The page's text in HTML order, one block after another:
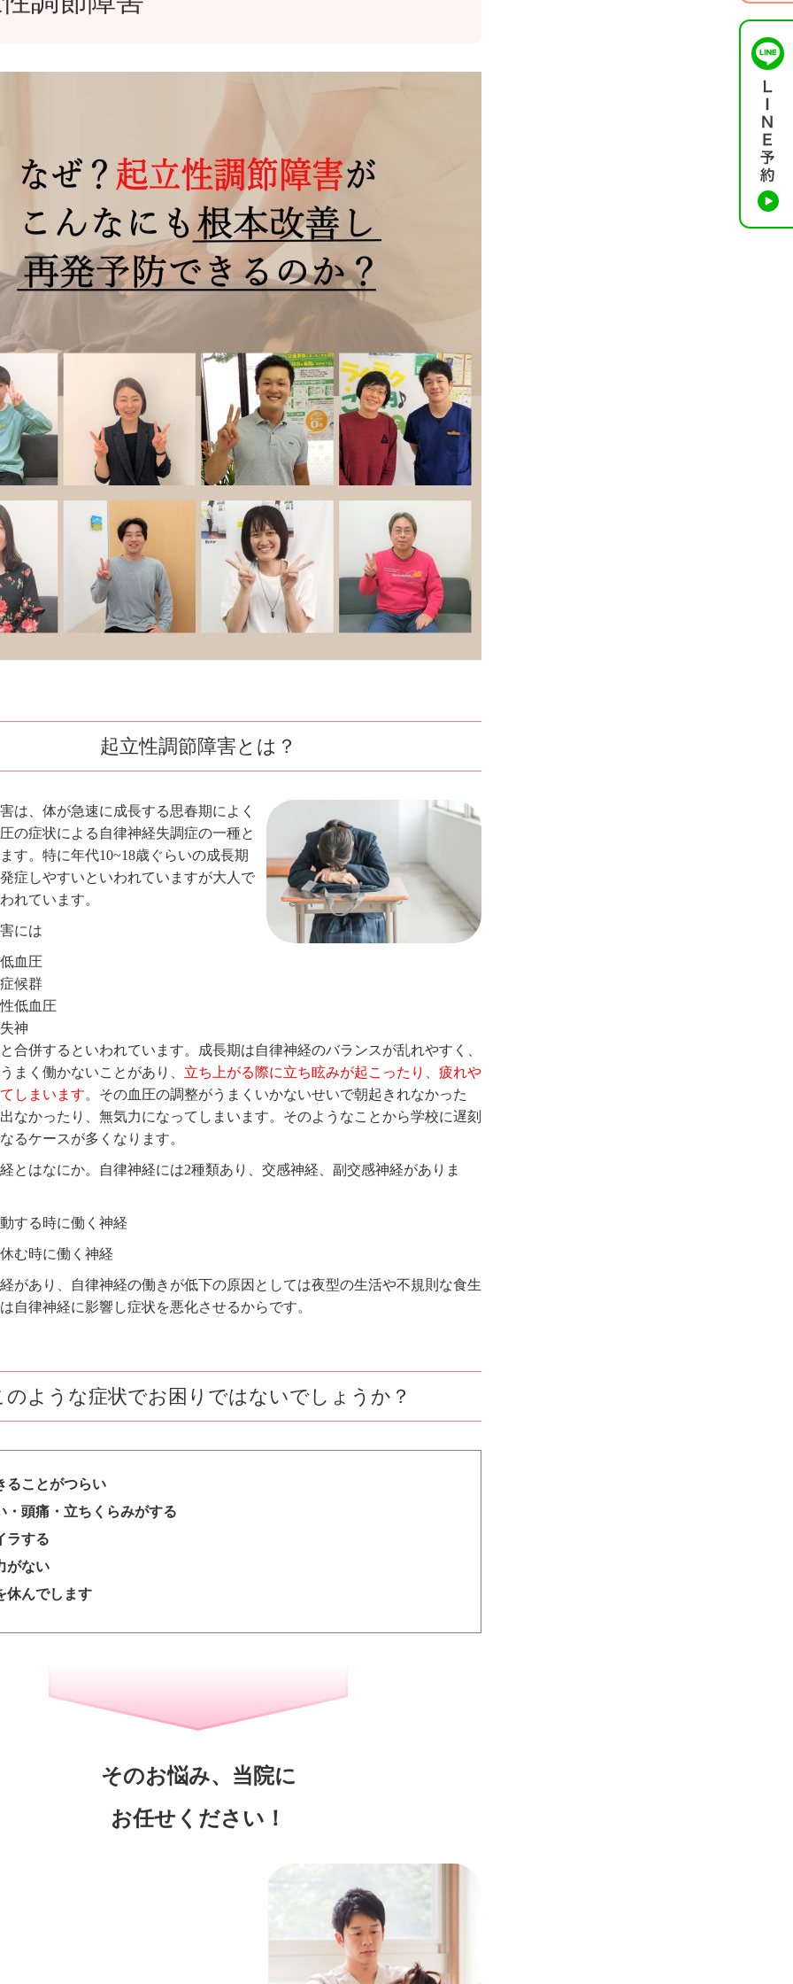
起立性調節障害とは？
は、体が急速に成長する思春期によく
の症状による自律神経失調症の一種と
す。特に年代10~18歳ぐらいの成長期
症しやすいといわれていますが大人で
れています。
には
血圧
候群
低血圧
神
合併するといわれています。成長期は自律神経のバランスが乱れやすく、
まく働かないことがあり、 立ち上がる際に立ち眩みが起こったり、疲れや
しまいます。その血圧の調整がうまくいかないせいで朝起きれなかった
なかったり、無気力になってしまいます。そのようなことから学校に遅刻
るケースが多くなります。
とはなにか。自律神経には2種類あり、交感神経、副交感神経がありま
する時に働く神経
む時に働く神経
があり、自律神経の働きが低下の原因としては夜型の生活や不規則な食生
自律神経に影響し症状を悪化させるからです。
のような症状でお困りではないでしょうか？
ることがつらい
・頭痛・立ちくらみがする
ラする
がない
休んでします
そのお悩み、当院に
お任せください！